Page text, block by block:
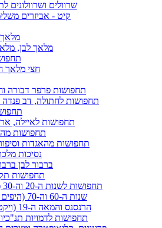
שרוולים ושרוולונים
קיט - אביזרים
מלאך לבן,
חצי מלאך
תחפושות פרפר דבורה
תחפושות לחתולה, דב פנדה
תחפושות לאיילה,
תחפושות
תחפושות מהאגדות
נסיכות
ברבור לבן
תחפושות
תחפושות לשנות ה-20 וה-30 (גטסבי)
שנות ה-60 וה-70 (היפים ודיסקו)
הרנסנס והמאה ה-19 (ויקטוריאני)
תחפושות לדמויות